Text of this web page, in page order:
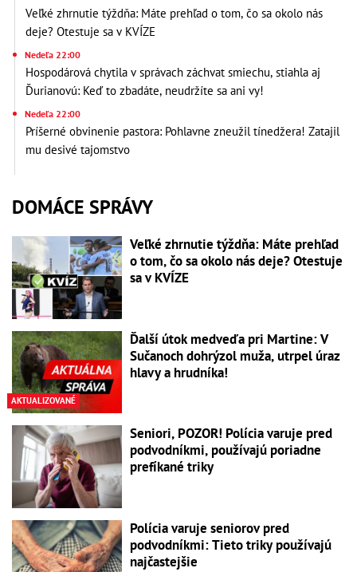
Veľké zhrnutie týždňa: Máte prehľad o tom, čo sa okolo nás
deje? Otestuje sa v KVÍZE
Nedeľa 22:00
Hospodárová chytila v správach záchvat smiechu, stiahla aj
Ďurianovú: Keď to zbadáte, neudržíte sa ani vy!
Nedeľa 22:00
Príšerné obvinenie pastora: Pohlavne zneužil tínedžera! Zatajil
mu desivé tajomstvo
DOMÁCE SPRÁVY
Veľké zhrnutie týždňa: Máte prehľad
o tom, čo sa okolo nás deje? Otestuje
sa v KVÍZE
AKTUALIZOVANÉ
Ďalší útok medveďa pri Martine: V
Sučanoch dohrýzol muža, utrpel úraz
hlavy a hrudníka!
Seniori, POZOR! Polícia varuje pred
podvodníkmi, používajú poriadne
prefíkané triky
Polícia varuje seniorov pred
podvodníkmi: Tieto triky používajú
najčastejšie